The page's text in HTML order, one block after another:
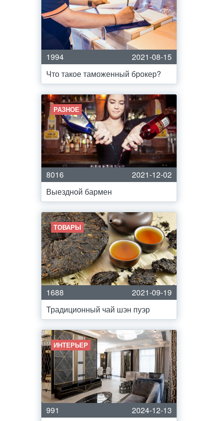
1994
2021-08-15
Что такое таможенный брокер?
РАЗНОЕ
8016
2021-12-02
Выездной бармен
ТОВАРЫ
1688
2021-09-19
Традиционный чай шэн пуэр
ИНТЕРЬЕР
991
2024-12-13